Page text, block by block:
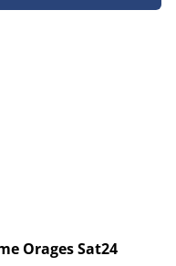
Orages Sat24